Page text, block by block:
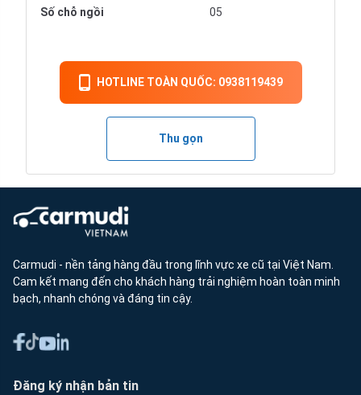
Số chỗ ngồi 05
HOTLINE TOÀN QUỐC: 0938119439
Thu gọn
Carmudi - nền tảng hàng đầu trong lĩnh vực xe cũ tại Việt Nam.
Cam kết mang đến cho khách hàng trải nghiệm hoàn toàn minh
bạch, nhanh chóng và đáng tin cậy.
Đăng ký nhận bản tin